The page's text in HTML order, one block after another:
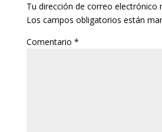
Tu dirección de correo electrónico
Los campos obligatorios están
Comentario *